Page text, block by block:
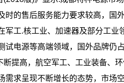
的售后服务能力要求较高，国
工.核工业、加速器及部分工业
电源等高端领域，国外品牌仍占
提高，航空军工、工业装备、
求呈现不断增长的态势，市场空